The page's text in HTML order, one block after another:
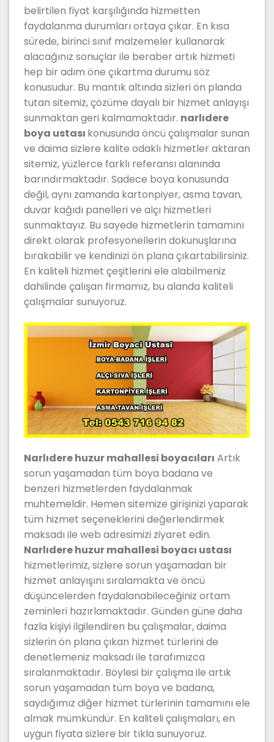
belirtilen fiyat karşılığında hizmetten
faydalanma durumları ortaya çıkar. En kısa
sürede, birinci sınıf malzemeler kullanarak
alacağınız sonuçlar ile beraber artık hizmeti
hep bir adım öne çıkartma durumu söz
konusudur. Bu mantık altında sizleri ön planda
tutan sitemiz, çözüme dayalı bir hizmet anlayışı
sunmaktan geri kalmamaktadır. narlıdere
boya ustası konusunda öncü çalışmalar sunan
ve daima sizlere kalite odaklı hizmetler aktaran
sitemiz, yüzlerce farklı referansı alanında
barındırmaktadır. Sadece boya konusunda
değil, aynı zamanda kartonpiyer, asma tavan,
duvar kağıdı panelleri ve alçı hizmetleri
sunmaktayız. Bu sayede hizmetlerin tamamını
direkt olarak profesyonellerin dokunuşlarına
bırakabilir ve kendinizi ön plana çıkartabilirsiniz.
En kaliteli hizmet çeşitlerini ele alabilmeniz
dahilinde çalışan firmamız, bu alanda kaliteli
çalışmalar sunuyoruz.
Narlıdere huzur mahallesi boyacıları Artık
sorun yaşamadan tüm boya badana ve
benzeri hizmetlerden faydalanmak
muhtemeldir. Hemen sitemize girişinizi yaparak
tüm hizmet seçeneklerini değerlendirmek
maksadı ile web adresimizi ziyaret edin.
Narlıdere huzur mahallesi boyacı ustası
hizmetlerimiz, sizlere sorun yaşamadan bir
hizmet anlayışını sıralamakta ve öncü
düşüncelerden faydalanabileceğiniz ortam
zeminleri hazırlamaktadır. Günden güne daha
fazla kişiyi ilgilendiren bu çalışmalar, daima
sizlerin ön plana çıkan hizmet türlerini de
denetlemeniz maksadı ile tarafımızca
sıralanmaktadır. Böylesi bir çalışma ile artık
sorun yaşamadan tüm boya ve badana,
saydığımız diğer hizmet türlerinin tamamını ele
almak mümkündür. En kaliteli çalışmaları, en
uygun fiyata sizlere bir tıkla sunuyoruz.